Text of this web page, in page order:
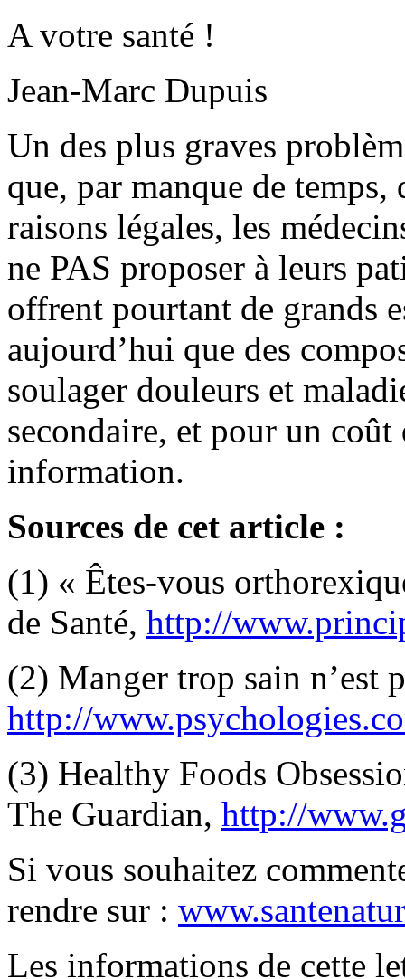
A votre santé !
Jean-Marc Dupuis
Un des plus graves
que, par manque de
raisons légales, les
ne PAS proposer à leurs
offrent pourtant de grands
aujourd’hui que des
soulager douleurs et
secondaire, et pour un
information.
Sources de cet article :
(1) « Êtes-vous
de Santé, http://
(2) Manger trop sain n’est
http://
(3) Healthy Foods
The Guardian, http://
Si vous souhaitez
rendre sur :
Les informations de cette